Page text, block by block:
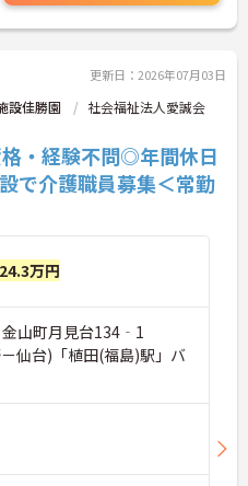
更新日：2026年07月03日
設佳勝園
社会福祉法人愛誠会
格・経験不問◎年間休日
で介護職員募集＜常勤
万円
山町月見台134‐1
仙台)「植田(福島)駅」バ